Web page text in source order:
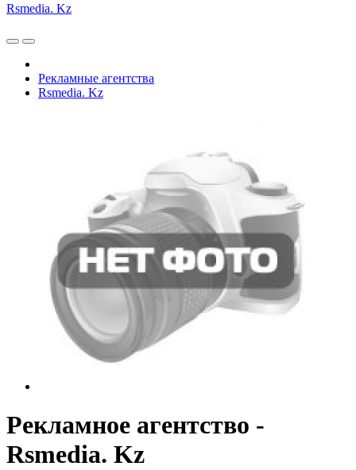
Rsmedia. Kz
Рекламные агентства
Rsmedia. Kz
Рекламное агентство -
Rsmedia. Kz